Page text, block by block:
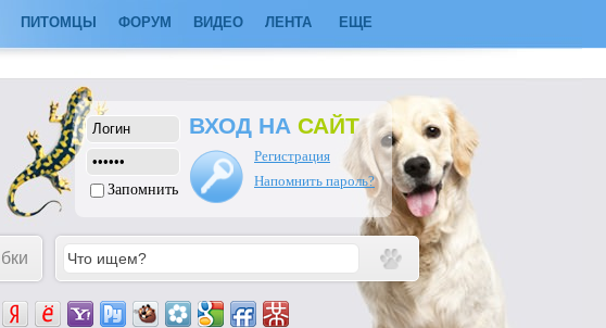
ПИТОМЦЫ ФОРУМ ВИДЕО ЛЕНТА ЕЩЕ
Запомнить
ВХОД НА САЙТ
Регистрация
Напомнить пароль?